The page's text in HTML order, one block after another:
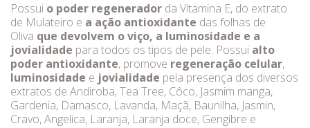
Possui o poder regenerador da Vitamina E, do extrato
de Mulateiro e a ação antioxidante das folhas de
Oliva que devolvem o viço, a luminosidade e a
jovialidade para todos os tipos de pele. Possui alto
poder antioxidante, promove regeneração celular,
luminosidade e jovialidade pela presença dos diversos
extratos de Andiroba, Tea Tree, Côco, Jasmim manga,
Gardenia, Damasco, Lavanda, Maçã, Baunilha, Jasmin,
Cravo, Angelica, Laranja, Laranja doce, Gengibre e